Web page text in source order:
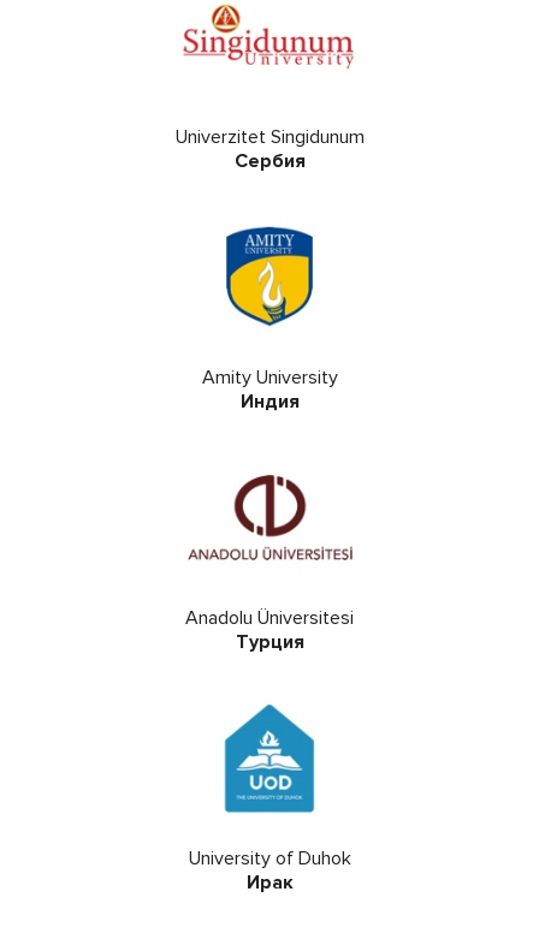
Univerzitet Singidunum
Сербия
Amity University
Индия
Anadolu Üniversitesi
Турция
University of Duhok
Ирак